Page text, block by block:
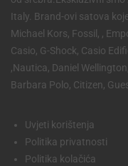
Italy. Brand-ovi satova
Michael Kors, Fossil, ,
Casio, G-Shock, Casio
,Nautica, Daniel
Barbara Polo, Citizen,
Uvjeti korištenja
Politika privatnosti
Politika kolačića